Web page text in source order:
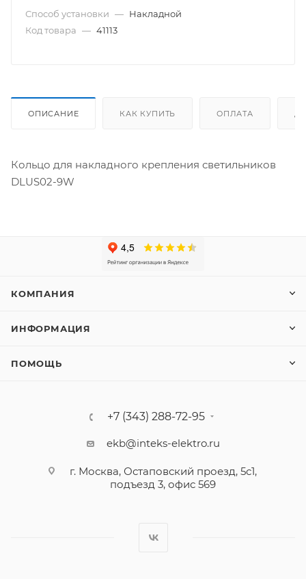
Способ установки — Накладной
Код товара — 41113
ОПИСАНИЕ КАК КУПИТЬ ОПЛАТА
Кольцо для накладного крепления светильников
DLUS02-9W
КОМПАНИЯ
ИНФОРМАЦИЯ
ПОМОЩЬ
+7 (343) 288-72-95
ekb@inteks-elektro.ru
г. Москва, Остаповский проезд, 5с1,
подъезд 3, офис 569